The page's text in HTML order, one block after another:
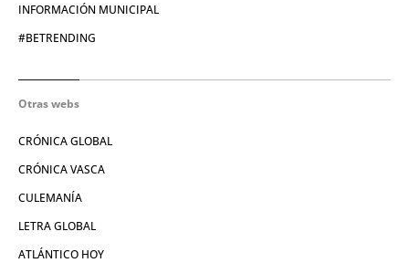
INFORMACIÓN MUNICIPAL
#BETRENDING
Otras webs
CRÓNICA GLOBAL
CRÓNICA VASCA
CULEMANÍA
LETRA GLOBAL
ATLÁNTICO HOY